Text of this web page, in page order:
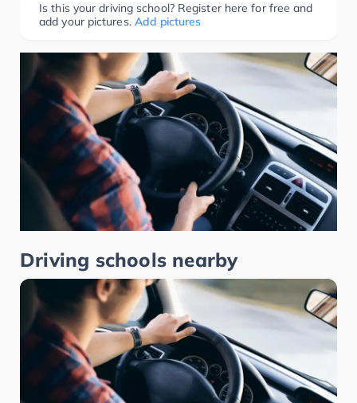
Is this your driving school? Register here for free and
add your pictures. Add pictures
Driving schools nearby